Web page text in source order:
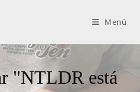
Menú
"NTLDR está